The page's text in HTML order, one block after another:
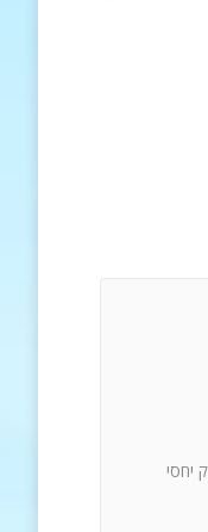
יחסי